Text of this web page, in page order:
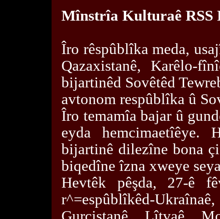
Mînstrîa Kulturaê RSS
Îro rêspûblîka meda,
Qazaxistanê, Karêlo-
bijartinêd Sovêtêd
avtonom respûblîka û
Îro temamîa bajar û
eyda hemcimaetîêye.
bijartinê dilezîne bona
biqedîne îzna xweye
Hevtêk pêşda, 27-ê
r^=espûblîkêd-